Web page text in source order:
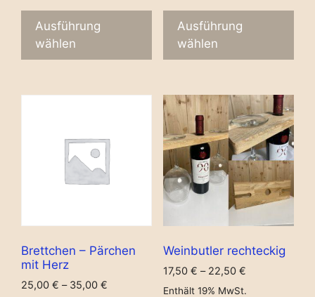
Ausführung
wählen
Ausführung
wählen
Brettchen – Pärchen
mit Herz
25,00 € – 35,00 €
Weinbutler rechteckig
17,50 € – 22,50 €
Enthält 19% MwSt.